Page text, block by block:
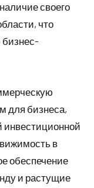
своего
что
для бизнеса,
инвестиционной
в
обеспечение
и растущие